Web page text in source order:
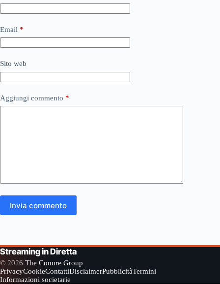
Email *
Sito web
Aggiungi commento *
Invia commento
Streaming in Diretta
© 2026 The Conure Group
PrivacyCookieContattiDisclaimerPubblicitàTermini
Informazioni societarie